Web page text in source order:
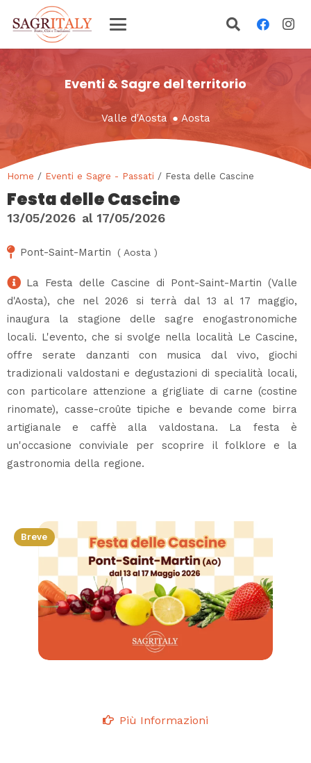
Eventi & Sagre del territorio
Valle d'Aosta ● Aosta
Home / Eventi e Sagre - Passati / Festa delle Cascine
Festa delle Cascine
13/05/2026 al 17/05/2026
Pont-Saint-Martin ( Aosta )
La Festa delle Cascine di Pont-Saint-Martin (Valle
d'Aosta), che nel 2026 si terrà dal 13 al 17 maggio,
inaugura la stagione delle sagre enogastronomiche
locali. L'evento, che si svolge nella località Le Cascine,
offre serate danzanti con musica dal vivo, giochi
tradizionali valdostani e degustazioni di specialità locali,
con particolare attenzione a grigliate di carne (costine
rinomate), casse-croûte tipiche e bevande come birra
artigianale e caffè alla valdostana. La festa è
un'occasione conviviale per scoprire il folklore e la
gastronomia della regione.
Breve
Più Informazioni